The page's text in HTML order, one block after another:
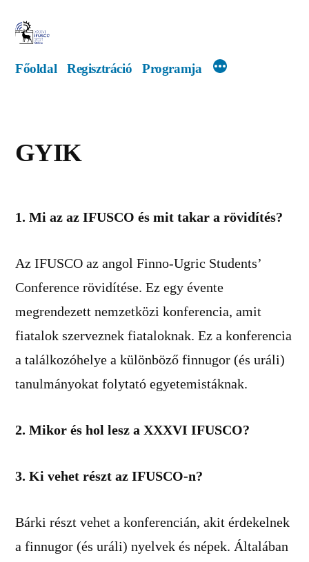
Főoldal Regisztráció Programja
GYIK
1. Mi az az IFUSCO és mit takar a rövidítés?
Az IFUSCO az angol Finno-Ugric Students’
Conference rövidítése. Ez egy évente
megrendezett nemzetközi konferencia, amit
fiatalok szerveznek fiataloknak. Ez a konferencia
a találkozóhelye a különböző finnugor (és uráli)
tanulmányokat folytató egyetemistáknak.
2. Mikor és hol lesz a XXXVI IFUSCO?
3. Ki vehet részt az IFUSCO-n?
Bárki részt vehet a konferencián, akit érdekelnek
a finnugor (és uráli) nyelvek és népek. Általában